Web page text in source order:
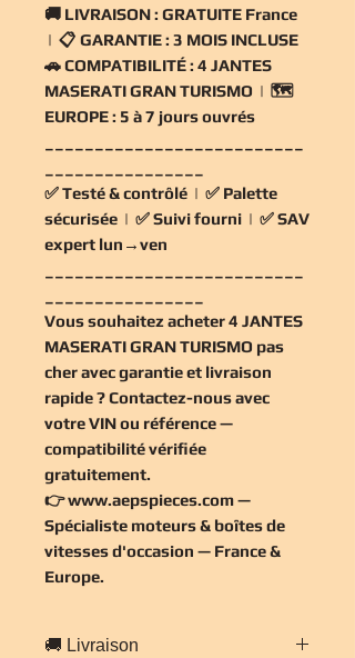
🚚 LIVRAISON : GRATUITE France
| 📋 GARANTIE : 3 MOIS INCLUSE
🚗COMPATIBILITÉ : 4 JANTES
MASERATI GRAN TURISMO | 🗺️
EUROPE : 5 à 7 jours ouvrés
✅Testé & contrôlé | ✅ Palette
sécurisée | ✅Suivi fourni | ✅SAV
expert lun→ven
Vous souhaitez acheter 4 JANTES
MASERATI GRAN TURISMO pas
cheravec garantie et livraison
rapide ? Contactez-nous avec
votre VIN ou référence —
compatibilité vérifiée
gratuitement.
👉www.aepspieces.com—
Spécialiste moteurs & boîtes de
vitesses d'occasion — France &
Europe.
🚚 Livraison